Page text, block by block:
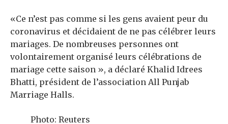
«Ce n’est pas comme si les gens avaient peur du
coronavirus et décidaient de ne pas célébrer leurs
mariages. De nombreuses personnes ont
volontairement organisé leurs célébrations de
mariage cette saison », a déclaré Khalid Idrees
Bhatti, président de l’association All Punjab
Marriage Halls.
Photo: Reuters